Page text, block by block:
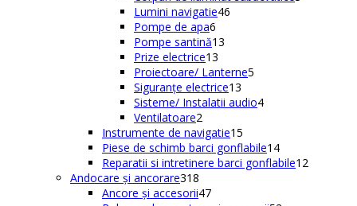
Lumini navigatie46
Pompe de apa6
produse
Pompe santină13
Prize electrice13
produse
Proiectoare/ Lanterne5
Siguranțe electrice13
produse
Sisteme/ Instalatii audio44
Ventilatoare2
produse
Instrumente de navigatie15
produse
Piese de schimb barci gonflabile1414
produse
Reparatii si intretinere barci gonflabile12
Andocare și ancorare318
produse
Ancore și accesorii4747